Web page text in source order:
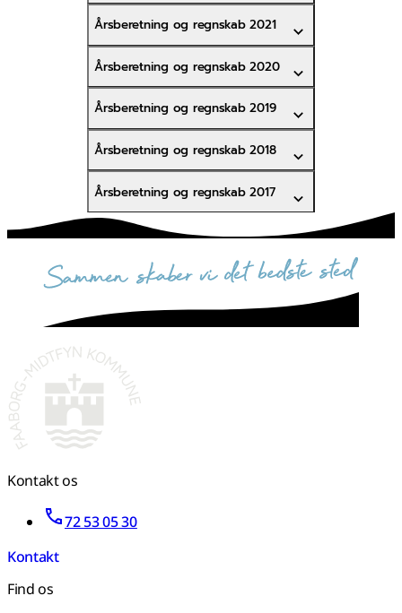
Årsberetning og regnskab 2021
Årsberetning og regnskab 2020
Årsberetning og regnskab 2019
Årsberetning og regnskab 2018
Årsberetning og regnskab 2017
sammen skaber vi det bedste sted
Kontakt os
72 53 05 30
Kontakt
Find os